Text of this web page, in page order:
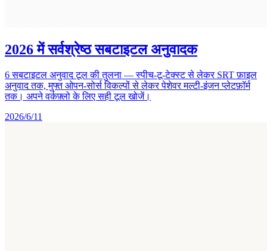
2026 में सर्वश्रेष्ठ सबटाइटल अनुवादक
6 सबटाइटल अनुवाद टूल की तुलना — स्पीच-टू-टेक्स्ट से लेकर SRT फ़ाइल
अनुवाद तक, मुफ्त ओपन-सोर्स विकल्पों से लेकर पेशेवर मल्टी-इंजन प्लेटफ़ॉर्म
तक। अपने वर्कफ़्लो के लिए सही टूल खोजें।
2026/6/11